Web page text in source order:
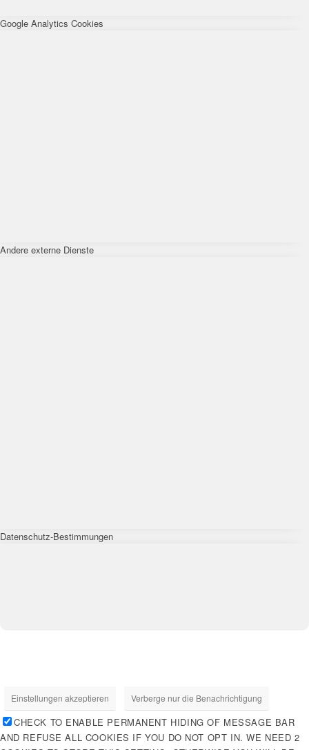
Google Analytics Cookies
Andere externe Dienste
Datenschutz-Bestimmungen
Einstellungen akzeptieren Verberge nur die Benachrichtigung
CHECK TO ENABLE PERMANENT HIDING OF MESSAGE BAR
AND REFUSE ALL COOKIES IF YOU DO NOT OPT IN. WE NEED 2